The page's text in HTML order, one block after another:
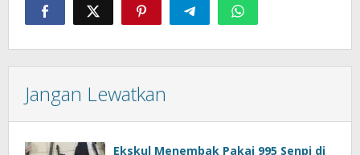
Jangan Lewatkan
Ekskul Menembak Pakai 995 Senpi di